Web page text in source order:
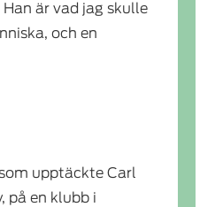
är vad jag skulle
och en
upptäckte Carl
på en klubb i